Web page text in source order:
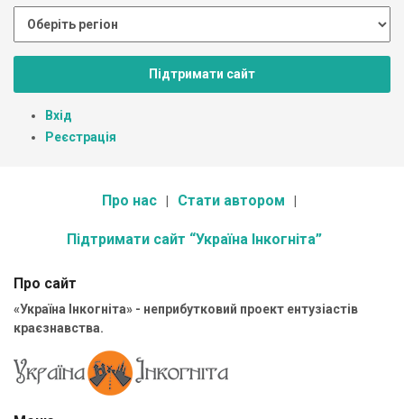
Підтримати сайт
Вхід
Реєстрація
Про нас Стати автором
Підтримати сайт “Україна Інкогніта”
Про сайт
«Україна Інкогніта» - неприбутковий проект ентузіастів
краєзнавства.